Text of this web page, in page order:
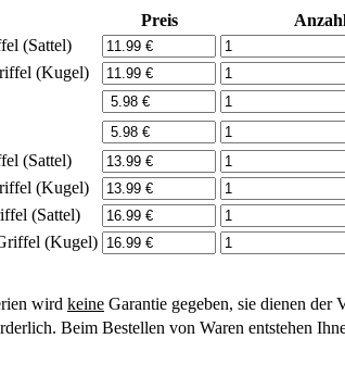
Preis
(Sattel)
(Kugel)
(Sattel)
(Kugel)
(Sattel)
(Kugel)
wird keine Garantie gegeben, sie dienen der
Beim Bestellen von Waren entstehen